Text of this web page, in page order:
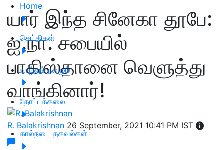
Home
செய்திகள்
வாழ்வும் நலமும்
தோட்டக்கலை
கால்நடை தகவல்கள்
யார் இந்த சினேகா தூபே:
ஐ.நா. சபையில்
பாகிஸ்தானை வெளுத்து
வாங்கினார்!
R. Balakrishnan 26 September, 2021 10:41 PM IST